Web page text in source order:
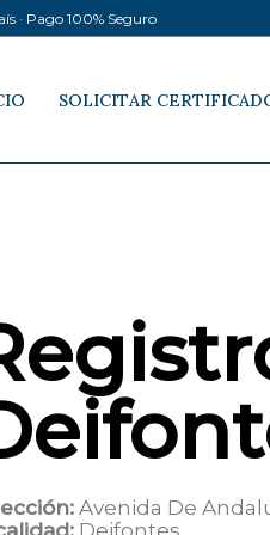
· Pago 100% Seguro
SOLICITAR
Avenida De
Deifontes